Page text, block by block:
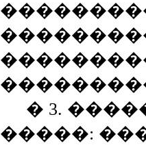
� 3.
�����: